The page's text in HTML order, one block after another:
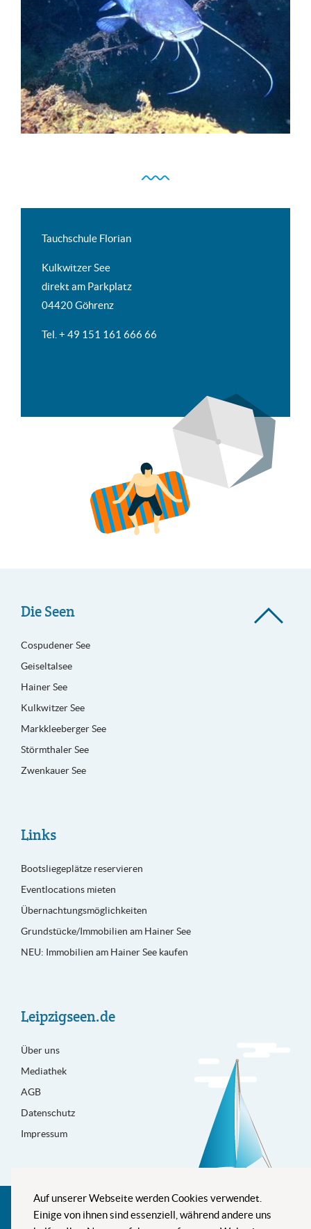
Auf unserer Webseite werden Cookies verwendet.
Einige von ihnen sind essenziell, während andere uns
Tauchschule Florian
Kulkwitzer See
direkt am Parkplatz
04420 Göhrenz
Tel. + 49 151 161 666 66
Die Seen
Cospudener See
Geiseltalsee
Hainer See
Kulkwitzer See
Markkleeberger See
Störmthaler See
Zwenkauer See
Links
Bootsliegeplätze reservieren
Eventlocations mieten
Übernachtungsmöglichkeiten
Grundstücke/Immobilien am Hainer See
NEU: Immobilien am Hainer See kaufen
Leipzigseen.de
Über uns
Mediathek
AGB
Datenschutz
Impressum
Besser informiert